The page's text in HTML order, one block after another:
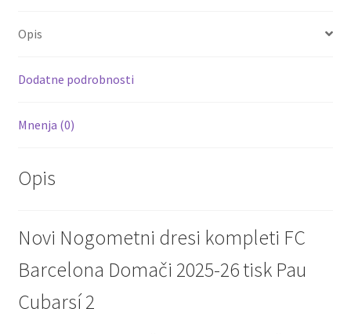
k
Opis
Dodatne podrobnosti
Mnenja (0)
Opis
Novi Nogometni dresi kompleti FC
Barcelona Domači 2025-26 tisk Pau
Cubarsí 2